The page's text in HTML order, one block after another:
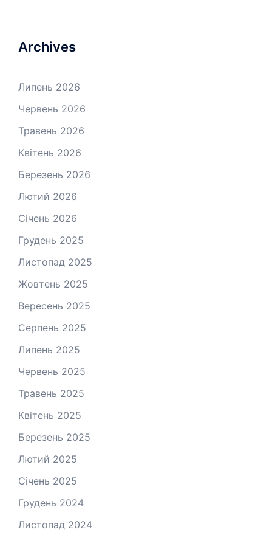
Archives
Липень 2026
Червень 2026
Травень 2026
Квітень 2026
Березень 2026
Лютий 2026
Січень 2026
Грудень 2025
Листопад 2025
Жовтень 2025
Вересень 2025
Серпень 2025
Липень 2025
Червень 2025
Травень 2025
Квітень 2025
Березень 2025
Лютий 2025
Січень 2025
Грудень 2024
Листопад 2024